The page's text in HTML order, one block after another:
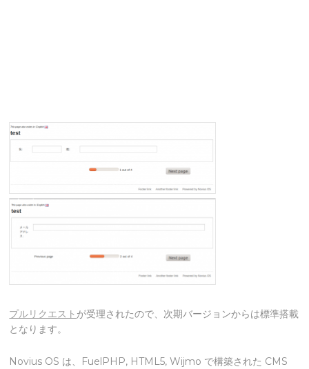
プルリクエスト が受理されたので、次期バージョンからは標準搭載
となります。
Novius OS は、FuelPHP, HTML5, Wijmo で構築された CMS